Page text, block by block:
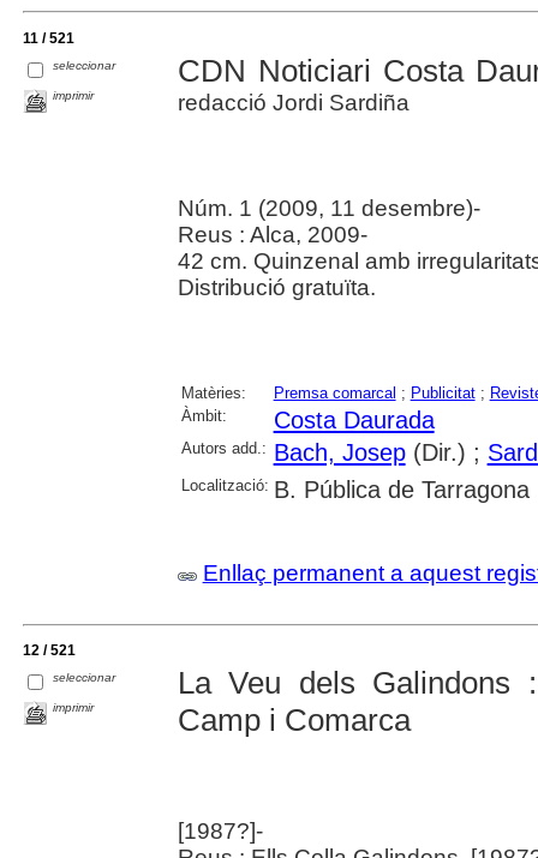
11 / 521
seleccionar
imprimir
CDN Noticiari Costa
redacció Jordi Sardiña
Núm. 1 (2009, 11 desembre)-
Reus : Alca, 2009-
42 cm. Quinzenal amb
Distribució gratuïta.
Matèries: Premsa comarcal ; Publicitat;
Àmbit:
Costa Daurada
Autors add.: Bach, Josep(Dir.) ;
Localització: B. Pública de Tarragona
Enllaç permanent a aquest
12 / 521
seleccionar
imprimir
La Veu dels Galindons
Camp i Comarca
[1987?]-